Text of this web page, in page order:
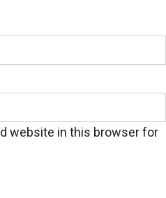
website in this browser for